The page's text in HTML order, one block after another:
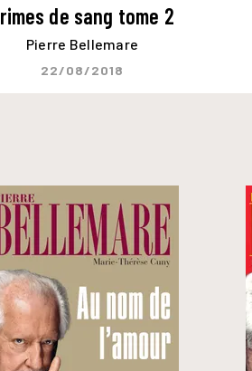
de sang tome 2
Pierre Bellemare
22/08/2018